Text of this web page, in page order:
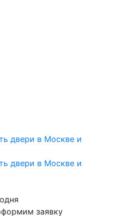
заявку